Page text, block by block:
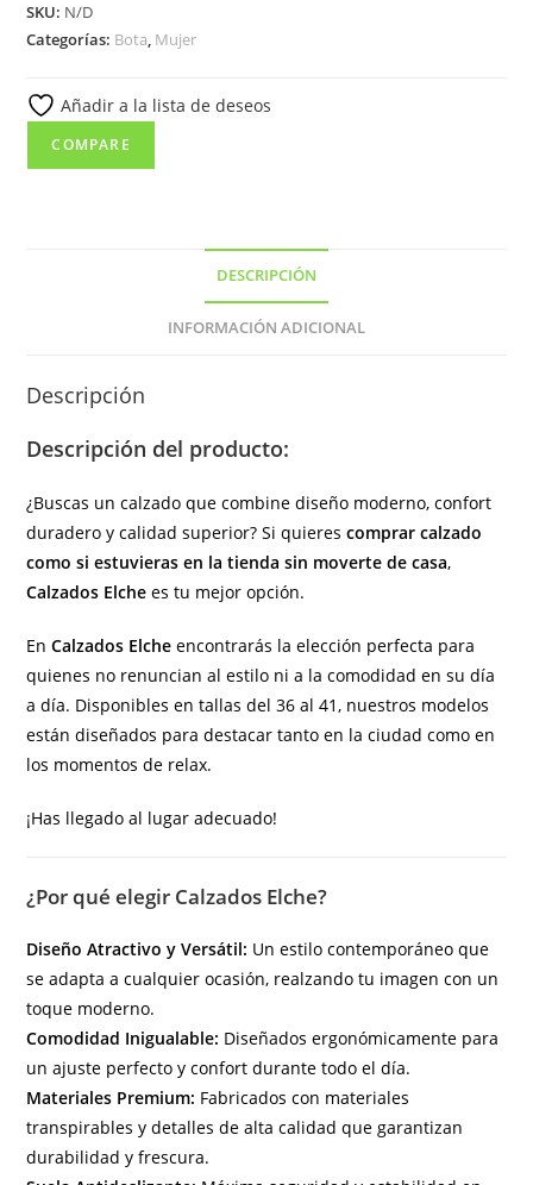
en
piel
cuña
cordones
cantidad
SKU: N/D
Categorías: Bota, Mujer
Añadir a la lista de deseos
COMPARE
DESCRIPCIÓN
INFORMACIÓN ADICIONAL
Descripción
Descripción del producto:
¿Buscas un calzado que combine diseño moderno, confort
duradero y calidad superior? Si quierescomprar calzado
como si estuvieras en la tienda sin moverte de casa,
Calzados Elche es tu mejor opción.
EnCalzados Elche encontrarás la elección perfecta para
quienes no renuncian al estilo ni a la comodidad en su día
a día. Disponibles en tallas del 36 al 41, nuestros modelos
están diseñados para destacar tanto en la ciudad como en
los momentos de relax.
¡Has llegado al lugar adecuado!
¿Por qué elegir Calzados Elche?
Diseño Atractivo y Versátil: Un estilo contemporáneo que
se adapta a cualquier ocasión, realzando tu imagen con un
toque moderno.
Comodidad Inigualable: Diseñados ergonómicamente para
un ajuste perfecto y confort durante todo el día.
Materiales Premium: Fabricados con materiales
transpirables y detalles de alta calidad que garantizan
durabilidad y frescura.